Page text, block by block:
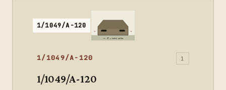
1/1049/A-120
1/1049/A-120 1
1/1049/A-120